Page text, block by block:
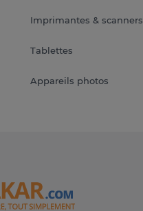
Imprimantes & scanners
Tablettes
Appareils photos